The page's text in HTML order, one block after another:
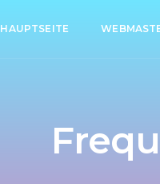
HAUPTSEITE